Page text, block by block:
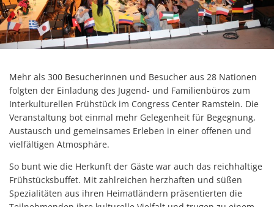
Mehr als 300 Besucherinnen und Besucher aus 28 Nationen
folgten der Einladung des Jugend- und Familienbüros zum
Interkulturellen Frühstück im Congress Center Ramstein. Die
Veranstaltung bot einmal mehr Gelegenheit für Begegnung,
Austausch und gemeinsames Erleben in einer offenen und
vielfältigen Atmosphäre.
So bunt wie die Herkunft der Gäste war auch das reichhaltige
Frühstücksbuffet. Mit zahlreichen herzhaften und süßen
Spezialitäten aus ihren Heimatländern präsentierten die